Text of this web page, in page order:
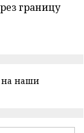
границу
на наши